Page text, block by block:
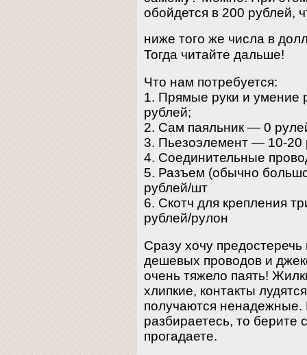
обойдется в 200 рублей,
ниже того же числа в
Тогда читайте дальше!
Что нам потребуется:
1. Прямые руки и умение
рублей;
2. Сам паяльник — 0
3. Пьезоэлемент — 10-20
4. Соединительные
5. Разъем (обычно
рублей/шт
6. Скотч для крепления
рублей/рулон
Сразу хочу предостеречь
дешевых проводов и
очень тяжело паять!
хлипкие, контакты
получаются ненадежные.
разбираетесь, то
прогадаете.